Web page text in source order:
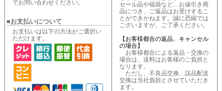
でお問い合わせください。
■お支払いについて
お支払いは以下の方法がご選択い
ただけます。
セール品や福袋など…お値引き商
品につき、ご返品はお受けするこ
とができかねます。誠に恐縮では
ございますが、ご了承ください。
【お客様都合の返品、キャンセル
の場合】
お客様都合による返品・交換の
場合は、送料はお客様のご負担と
なります。
ただし、不良品交換、誤品配送
交換は当社負担とさせていただき
ます。